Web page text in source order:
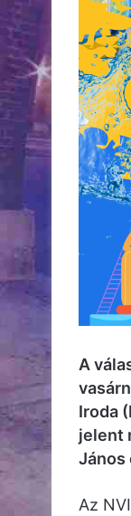
A
Iroda
jelent
János
Az